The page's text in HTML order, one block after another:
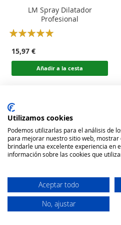
LM Spray Dilatador
Profesional
Rating:
15,97 €
Añadir a la cesta
Utilizamos cookies
Podemos utilizarlas para el análisis de
para mejorar nuestro sitio web,
brindarle una excelente experiencia en
información sobre las cookies que
Aceptar todo
No, ajustar